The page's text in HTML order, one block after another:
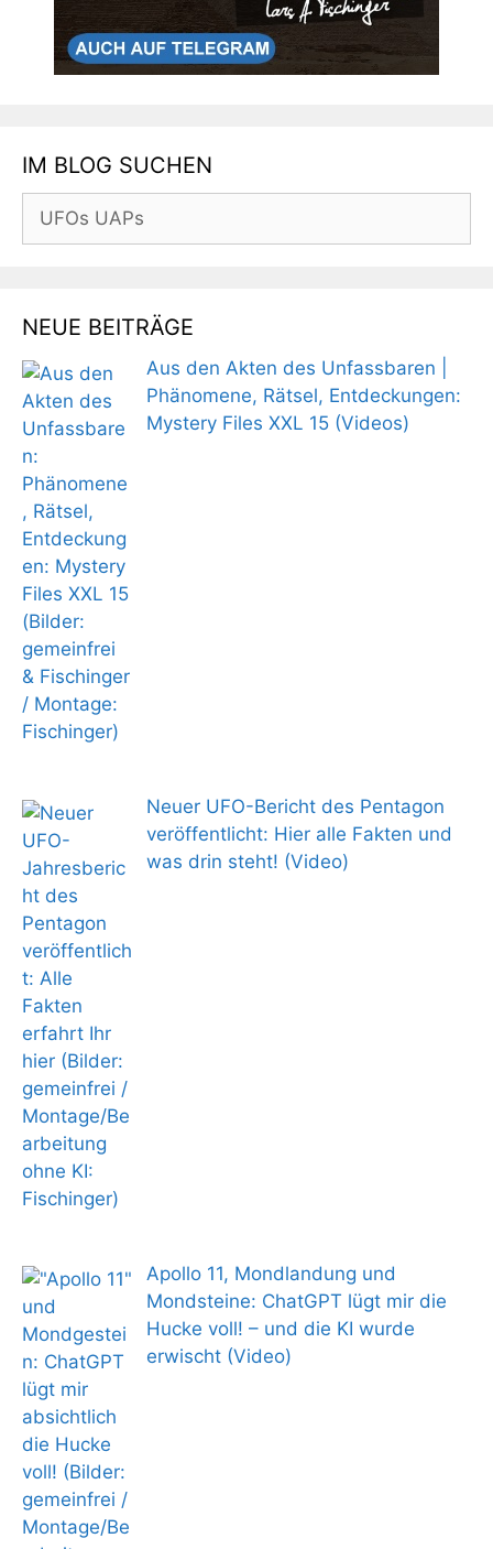
IM BLOG SUCHEN
Suchen
nach:
NEUE BEITRÄGE
Aus den Akten des Unfassbaren |
Phänomene, Rätsel, Entdeckungen:
Mystery Files XXL 15 (Videos)
Neuer UFO-Bericht des Pentagon
veröffentlicht: Hier alle Fakten und
was drin steht! (Video)
Apollo 11, Mondlandung und
Mondsteine: ChatGPT lügt mir die
Hucke voll! – und die KI wurde
erwischt (Video)